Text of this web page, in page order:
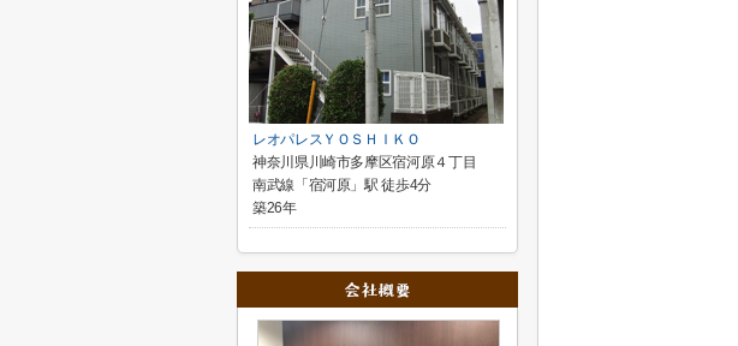
レオパレスＹＯＳＨＩＫＯ
神奈川県川崎市多摩区宿河原４丁目
南武線「宿河原」駅 徒歩4分
築26年